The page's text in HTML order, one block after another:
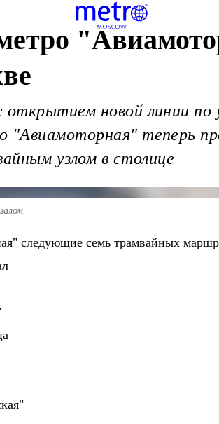
новой линии по
"Авиамоторная" теперь
узлом в столице
следующие семь трамвайных